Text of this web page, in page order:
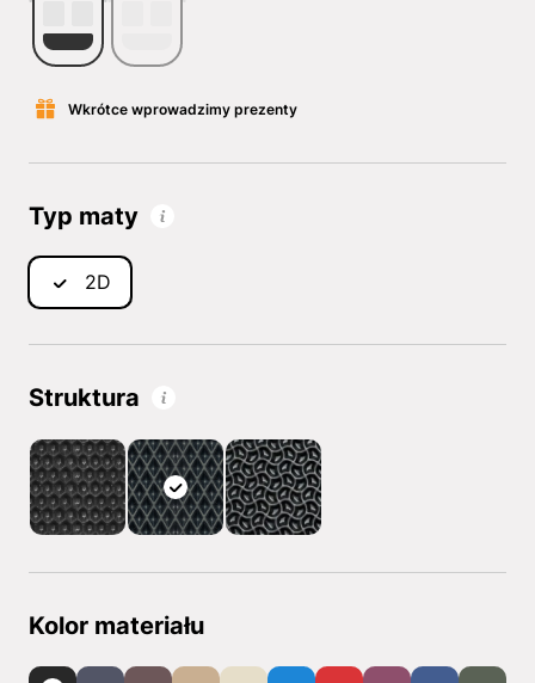
Wkrótce wprowadzimy prezenty
Typ maty
2D
Struktura
Kolor materiału